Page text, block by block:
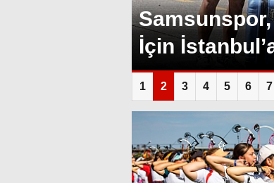
Samsunspor,
İçin
1 2 3 4 5 6 7